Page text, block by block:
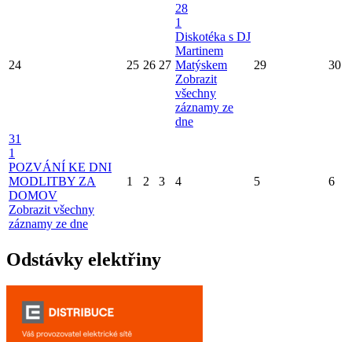
24 25 26 27
28
1
Diskotéka s DJ
Martinem
Matýskem
Zobrazit
všechny
záznamy ze
dne
29 30
31
1
POZVÁNÍ KE DNI
MODLITBY ZA
DOMOV
Zobrazit všechny
záznamy ze dne
1 2 3 4 5 6
Odstávky elektřiny